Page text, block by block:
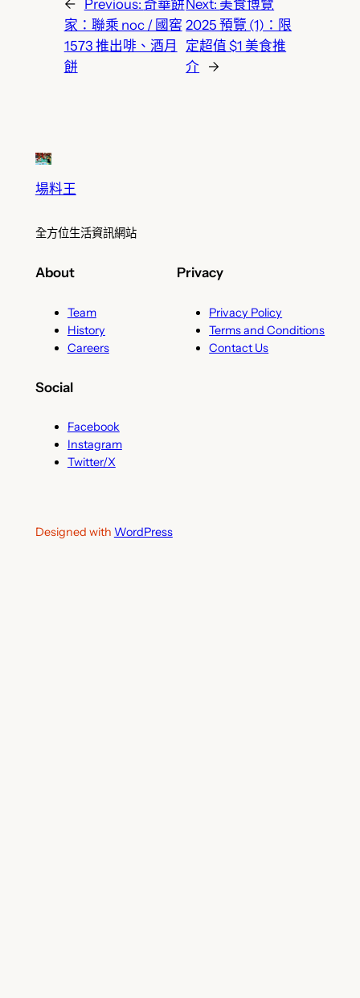
← Previous: 奇華餅
家：聯乘 noc / 國窖
1573 推出啡、酒月
餅
Next: 美食博覽
2025 預覽 (1)：限
定超值 $1 美食推
介 →
場料王
全方位生活資訊網站
About
Team
History
Careers
Privacy
Privacy Policy
Terms and Conditions
Contact Us
Social
Facebook
Instagram
Twitter/X
Designed with WordPress